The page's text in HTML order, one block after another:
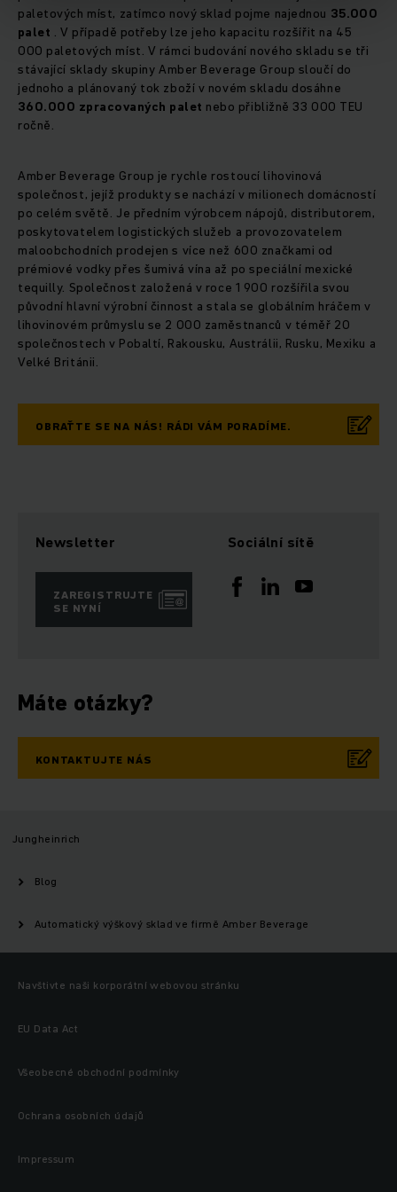
paletových míst, zatímco nový sklad pojme najednou 35.000
palet . V případě potřeby lze jeho kapacitu rozšířit na 45
000 paletových míst. V rámci budování nového skladu se tři
stávající sklady skupiny Amber Beverage Group sloučí do
jednoho a plánovaný tok zboží v novém skladu dosáhne
360.000 zpracovaných palet nebo přibližně 33 000 TEU
ročně.
Amber Beverage Group je rychle rostoucí lihovinová
společnost, jejíž produkty se nachází v milionech domácností
po celém světě. Je předním výrobcem nápojů, distributorem,
poskytovatelem logistických služeb a provozovatelem
maloobchodních prodejen s více než 600 značkami od
prémiové vodky přes šumivá vína až po speciální mexické
tequilly. Společnost založená v roce 1 900 rozšířila svou
původní hlavní výrobní činnost a stala se globálním hráčem v
lihovinovém průmyslu se 2 000 zaměstnanců v téměř 20
společnostech v Pobaltí, Rakousku, Austrálii, Rusku, Mexiku a
Velké Británii.
OBRAŤTE SE NA NÁS! RÁDI VÁM PORADÍME.
Newsletter
ZAREGISTRUJTE
SE NYNÍ
Sociální sítě
Máte otázky?
KONTAKTUJTE NÁS
Jungheinrich
Blog
Automatický výškový sklad ve firmě Amber Beverage
Navštivte naši korporátní webovou stránku
EU Data Act
Všeobecné obchodní podmínky
Ochrana osobních údajů
Impressum